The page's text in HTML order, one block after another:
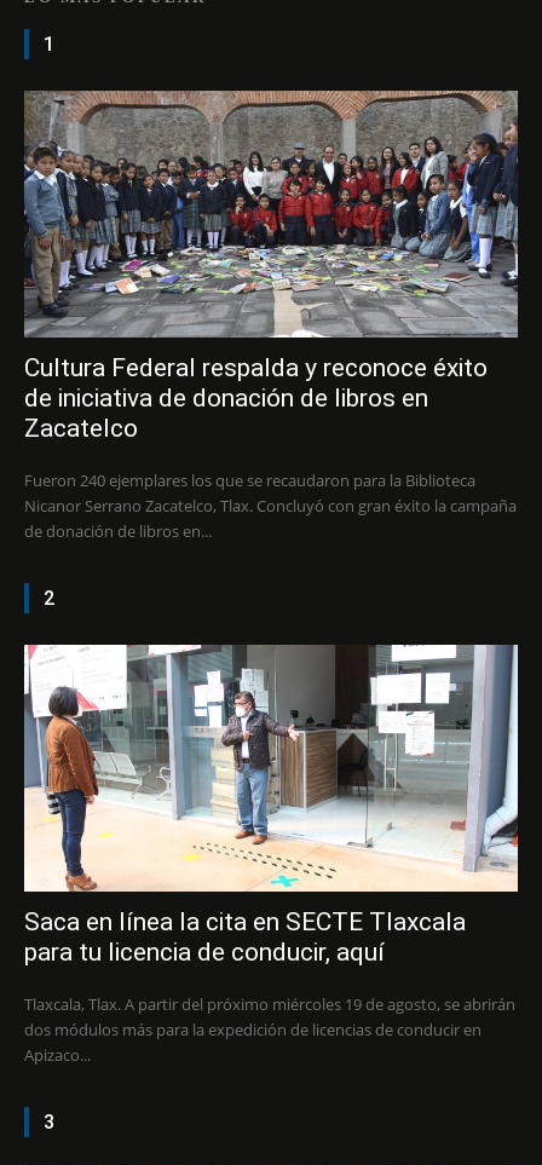
1
Cultura Federal respalda y reconoce éxito
de iniciativa de donación de libros en
Zacatelco
Fueron 240 ejemplares los que se recaudaron para la Biblioteca
Nicanor Serrano Zacatelco, Tlax. Concluyó con gran éxito la campaña
de donación de libros en...
2
Saca en línea la cita en SECTE Tlaxcala
para tu licencia de conducir, aquí
Tlaxcala, Tlax. A partir del próximo miércoles 19 de agosto, se abrirán
dos módulos más para la expedición de licencias de conducir en
Apizaco...
3